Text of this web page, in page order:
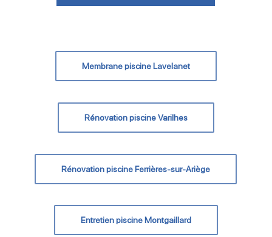
Membrane piscine Lavelanet
Rénovation piscine Varilhes
Rénovation piscine Ferrières-sur-Ariège
Entretien piscine Montgaillard